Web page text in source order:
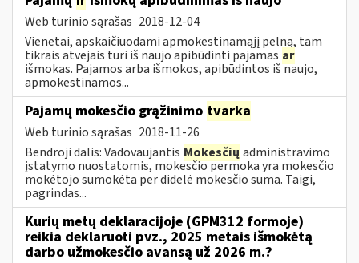
Web turinio sąrašas 2018-12-04
Vienetai, apskaičiuodami apmokestinamąjį pelną, tam
tikrais atvejais turi iš naujo apibūdinti pajamas ar
išmokas. Pajamos arba išmokos, apibūdintos iš naujo,
apmokestinamos...
Pajamų mokesčio grąžinimo tvarka
Web turinio sąrašas 2018-11-26
Bendroji dalis: Vadovaujantis Mokesčių administravimo
įstatymo nuostatomis, mokesčio permoka yra mokesčio
mokėtojo sumokėta per didelė mokesčio suma. Taigi,
pagrindas...
Kurių metų deklaracijoje (GPM312 formoje)
reikia deklaruoti pvz., 2025 metais išmokėtą
darbo užmokesčio avansą už 2026 m.?